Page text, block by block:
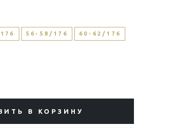
56-58/176 60-62/176
В КОРЗИНУ